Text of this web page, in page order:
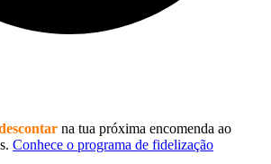
na tua próxima encomenda ao
Conhece o programa de fidelização